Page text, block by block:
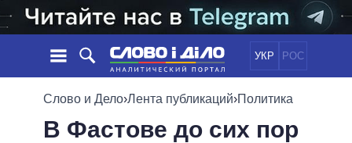
УКР РОС
НОВОСТИ
ЛЕНТА
ПОЛИТИКА
ОБЕЩАНИЯ
Слово и Дело›Лента публикаций›Политика
В Фастове до сих пор